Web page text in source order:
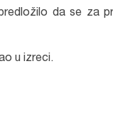
da se za
u izreci.